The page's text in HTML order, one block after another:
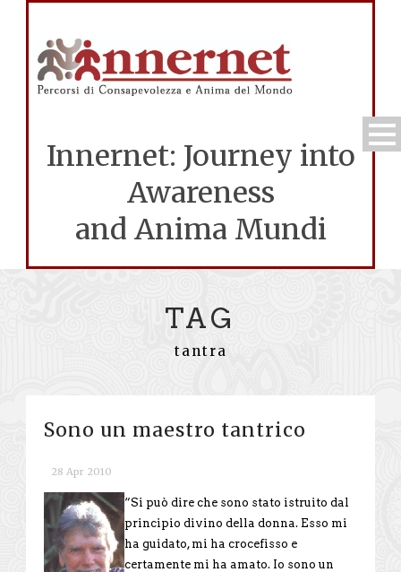
Innernet: Journey into
Awareness
and Anima Mundi
TAG
tantra
Sono un maestro tantrico
28 Apr 2010
“Si può dire che sono stato istruito dal
principio divino della donna. Esso mi
ha guidato, mi ha crocefisso e
certamente mi ha amato. Io sono un